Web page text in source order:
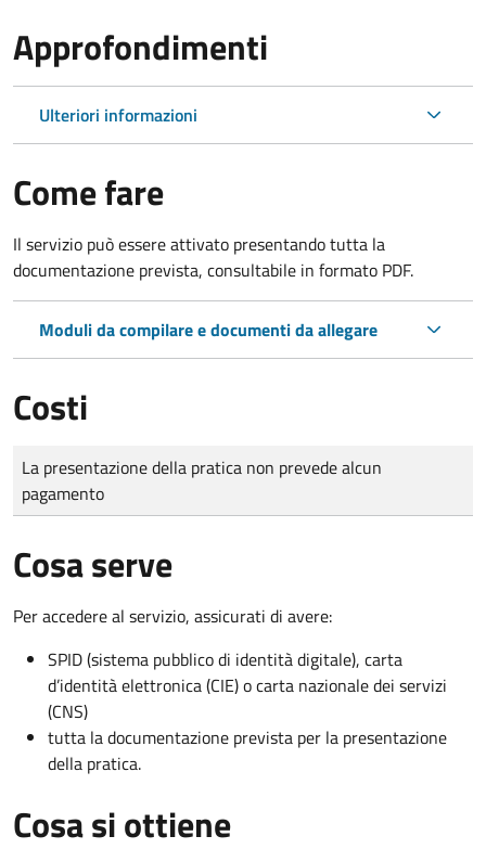
Approfondimenti
Ulteriori informazioni
Come fare
Il servizio può essere attivato presentando tutta la
documentazione prevista, consultabile in formato PDF.
Moduli da compilare e documenti da allegare
Costi
Tipo di pagamento
Importo
La presentazione della pratica non prevede alcun
pagamento
Cosa serve
Per accedere al servizio, assicurati di avere:
SPID (sistema pubblico di identità digitale), carta
d’identità elettronica (CIE) o carta nazionale dei servizi
(CNS)
tutta la documentazione prevista per la presentazione
della pratica.
Cosa si ottiene